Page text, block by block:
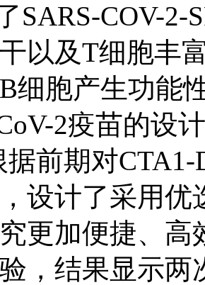
SARS-COV-
以及T细胞丰
细胞产生功能
2疫苗的设
据前期对
设计了采用优
更加便捷、高
，结果显示两